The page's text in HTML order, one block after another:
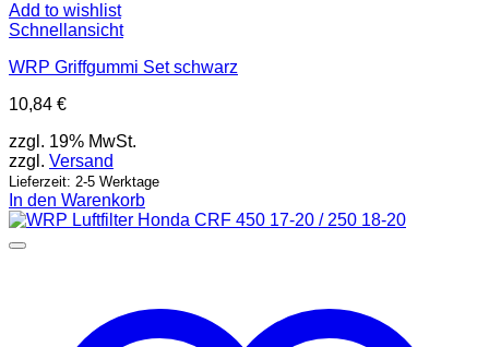
Add to wishlist
Schnellansicht
WRP Griffgummi Set schwarz
10,84 €
zzgl. 19% MwSt.
zzgl. Versand
Lieferzeit: 2-5 Werktage
In den Warenkorb